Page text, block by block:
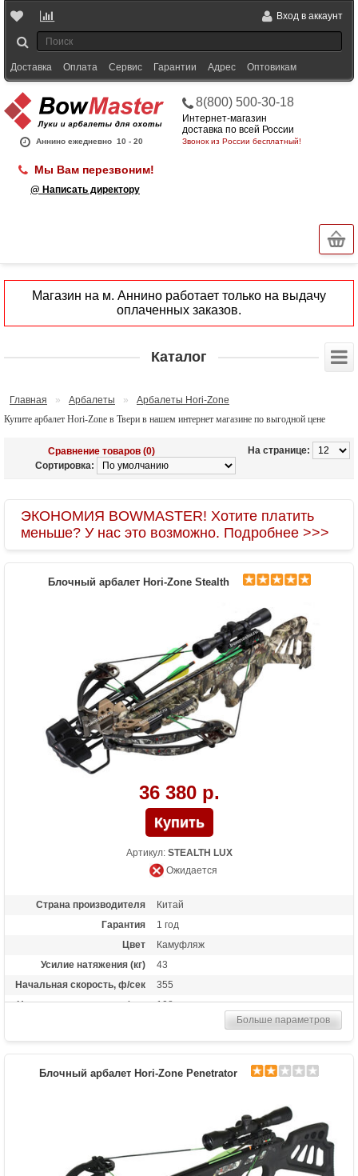
Вход в аккаунт
Доставка Оплата Сервис Гарантии Адрес Оптовикам
Аннино ежедневно 10 - 20
8(800) 500-30-18
Интернет-магазин
доставка по всей России
Звонок из России бесплатный!
Мы Вам перезвоним!
@ Написать директору
Магазин на м. Аннино работает только на выдачу
оплаченных заказов.
Каталог
Главная » Арбалеты »
Арбалеты Hori-Zone
Купите арбалет Hori-Zone в Твери в нашем интернет магазине по выгодной цене
На странице:
Сравнение товаров (0)
Сортировка:
ЭКОНОМИЯ BOWMASTER! Хотите платить
меньше? У нас это возможно. Подробнее >>>
Блочный арбалет Hori-Zone Stealth
36 380 р.
Артикул: STEALTH LUX
Ожидается
Страна производителя
Китай
Гарантия
1 год
Цвет
Камуфляж
Усилие натяжения (кг)
43
Начальная скорость, ф/сек
355
Начальная скорость, м/сек
108
14 дюймов (35,6 см)
Размах плечей (см)
48.3
Полная: оптический прицел 4х32, кивер
Shelter, натяжитель Talon, 3 карбоновые
стрелы, воск; "Голый": воск
Назначение
Развлечение, охота
Больше параметров
Блочный арбалет Hori-Zone Penetrator